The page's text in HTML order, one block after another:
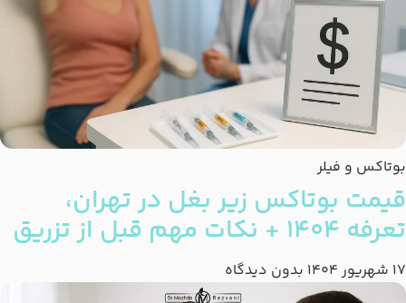
بوتاکس و فیلر
قیمت بوتاکس زیر بغل در تهران،
تعرفه 1404 + نکات مهم قبل از تزریق
17 شهریور 1404 بدون دیدگاه